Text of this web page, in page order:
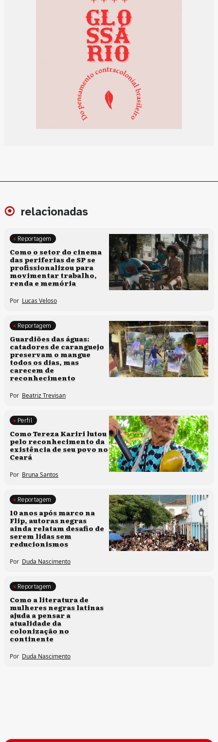
relacionadas
Políticas culturais
Reportagem
Como o setor do cinema
das periferias de SP se
profissionalizou para
movimentar trabalho,
renda e memória
Por Lucas Veloso
Clima e cultura
Reportagem
Guardiões das águas:
catadores de caranguejo
preservam o mangue
todos os dias, mas
carecem de
reconhecimento
Por Beatriz Trevisan
Comunidades tradicionais
Perfil
Como Tereza Kariri lutou
pelo reconhecimento da
existência de seu povo no
Ceará
Por Bruna Santos
Processos artísticos
Reportagem
10 anos após marco na
Flip, autoras negras
ainda relatam desafio de
serem lidas sem
reducionismos
Por Duda Nascimento
Direitos humanos
Reportagem
Como a literatura de
mulheres negras latinas
ajuda a pensar a
atualidade da
colonização no
continente
Por Duda Nascimento